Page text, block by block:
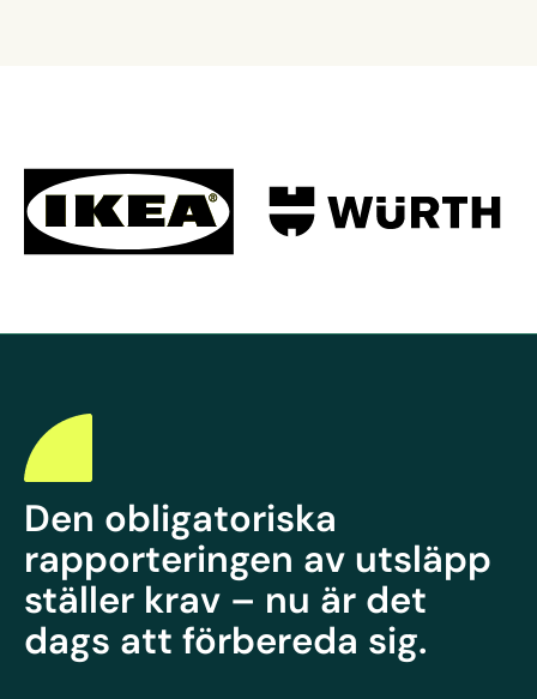
Den obligatoriska
rapporteringen av utsläpp
ställer krav – nu är det
dags att förbereda sig.